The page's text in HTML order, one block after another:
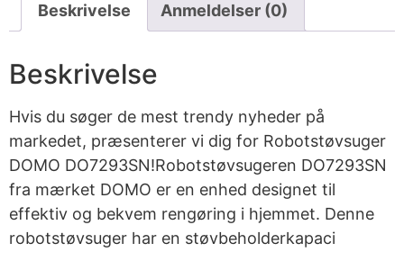
Beskrivelse Anmeldelser (0)
Beskrivelse
Hvis du søger de mest trendy nyheder på
markedet, præsenterer vi dig for Robotstøvsuger
DOMO DO7293SN!Robotstøvsugeren DO7293SN
fra mærket DOMO er en enhed designet til
effektiv og bekvem rengøring i hjemmet. Denne
robotstøvsuger har en støvbeholderkapaci